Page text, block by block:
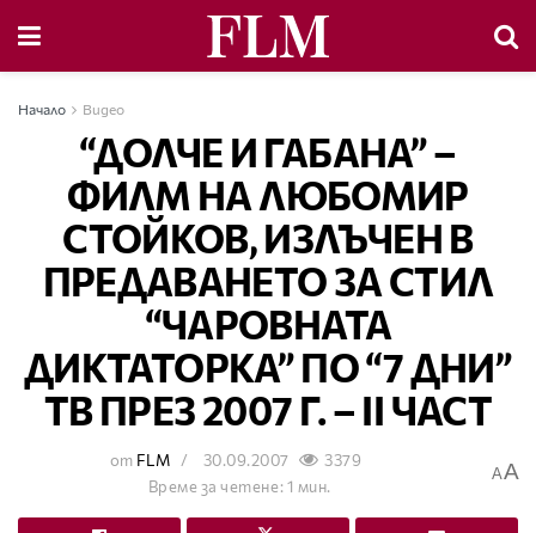
Начало Видео
“ДОЛЧЕ И ГАБАНА” –
ФИЛМ НА ЛЮБОМИР
СТОЙКОВ, ИЗЛЪЧЕН В
ПРЕДАВАНЕТО ЗА СТИЛ
“ЧАРОВНАТА
ДИКТАТОРКА” ПО “7 ДНИ”
ТВ ПРЕЗ 2007 Г. – ІІ ЧАСТ
от FLM 30.09.2007
3379
Време за четене: 1 мин.
AA